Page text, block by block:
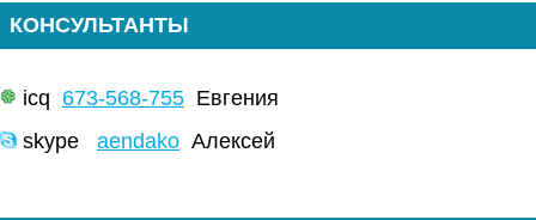
КОНСУЛЬТАНТЫ
icq 673-568-755 Евгения
skype aendako Алексей